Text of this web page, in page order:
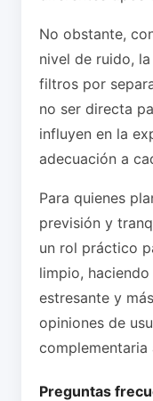
No obstante,
nivel de ruido,
filtros por
no ser directa
influyen en la
adecuación a
Para quienes
previsión y
un rol práctico
limpio,
estresante y
opiniones de
complementaria
Preguntas